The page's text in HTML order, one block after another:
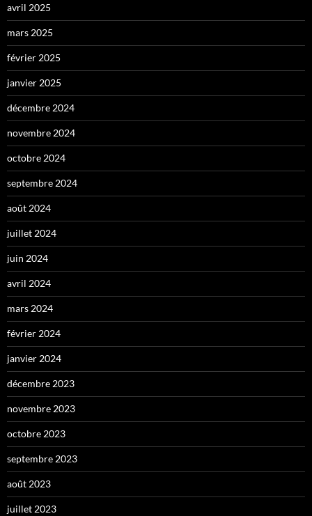
avril 2025
mars 2025
février 2025
janvier 2025
décembre 2024
novembre 2024
octobre 2024
septembre 2024
août 2024
juillet 2024
juin 2024
avril 2024
mars 2024
février 2024
janvier 2024
décembre 2023
novembre 2023
octobre 2023
septembre 2023
août 2023
juillet 2023